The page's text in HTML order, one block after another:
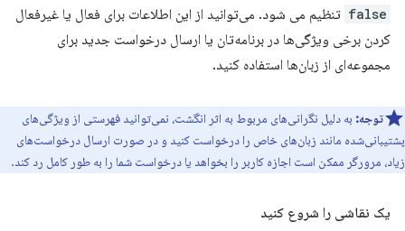
false تنظیم می شود. می‌توانید از این اطلاعات برای فعال یا غیرفعال
کردن برخی ویژگی‌ها در برنامه‌تان یا ارسال درخواست جدید برای
مجموعه‌ای از زبان‌ها استفاده کنید.
توجه: به دلیل نگرانی‌های مربوط به اثر انگشت، نمی‌توانید فهرستی از ویژگی‌های
پشتیبانی‌شده مانند زبان‌های خاص را درخواست کنید و در صورت ارسال درخواست‌های
زیاد، مرورگر ممکن است اجازه کاربر را بخواهد یا درخواست شما را به طور کامل رد کند.
یک نقاشی را شروع کنید